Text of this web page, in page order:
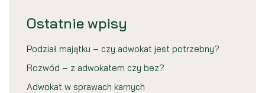
Ostatnie wpisy
Podział majątku – czy adwokat jest potrzebny?
Rozwód – z adwokatem czy bez?
Adwokat w sprawach karnych